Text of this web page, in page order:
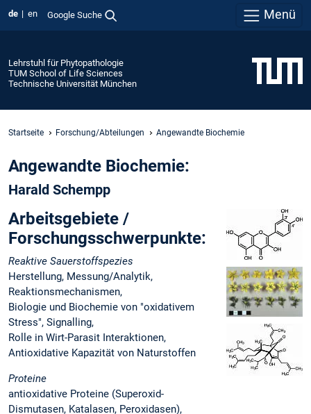
de en Google Suche Menü
Lehrstuhl für Phytopathologie
TUM School of Life Sciences
Technische Universität München
Startseite Forschung/Abteilungen Angewandte Biochemie
Angewandte Biochemie:
Harald Schempp
Arbeitsgebiete /
Forschungsschwerpunkte:
Reaktive Sauerstoffspezies
Herstellung, Messung/Analytik,
Reaktionsmechanismen,
Biologie und Biochemie von "oxidativem
Stress", Signalling,
Rolle in Wirt-Parasit Interaktionen,
Antioxidative Kapazität von Naturstoffen
Proteine
antioxidative Proteine (Superoxid-
Dismutasen, Katalasen, Peroxidasen),